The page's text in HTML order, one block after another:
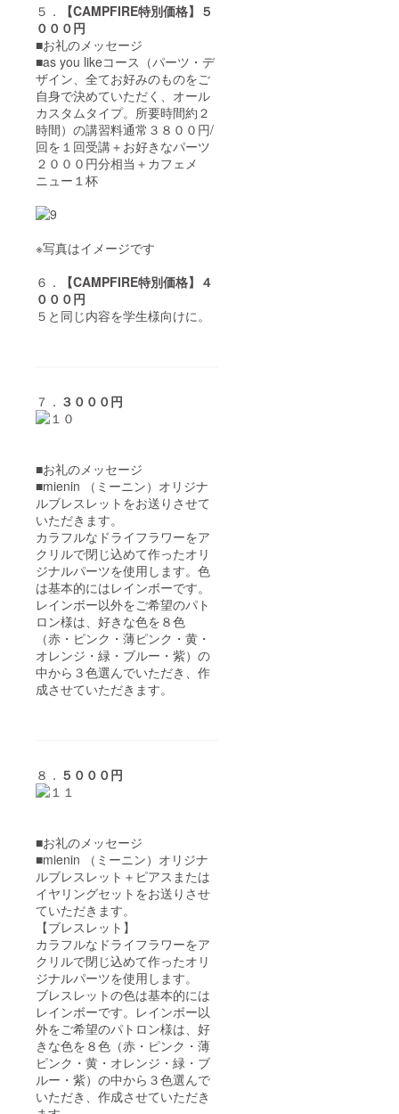
５．
【CAMPFIRE特別価格】５
０００円
■お礼のメッセージ
■as you likeコース（パーツ・デ
ザイン、全てお好みのものをご
自身で決めていただく、オール
カスタムタイプ。所要時間約２
時間）の講習料通常３８００円/
回を１回受講＋お好きなパーツ
２０００円分相当＋カフェメ
ニュー１杯
※写真はイメージです
６．
【CAMPFIRE特別価格】４
０００円
５と同じ内容を学生様向けに。
７． ３０００円
■お礼のメッセージ
■mienin （ミーニン）オリジナ
ルブレスレットをお送りさせて
いただきます。
カラフルなドライフラワーをア
クリルで閉じ込めて作ったオリ
ジナルパーツを使用します。色
は基本的にはレインボーです。
レインボー以外をご希望のパト
ロン様は、好きな色を８色
（赤・ピンク・薄ピンク・黄・
オレンジ・緑・ブルー・紫）の
中から３色選んでいただき、作
成させていただきます。
８． ５０００円
■お礼のメッセージ
■mienin （ミーニン）オリジナ
ルブレスレット＋ピアスまたは
イヤリングセットをお送りさせ
ていただきます。
【ブレスレット】
カラフルなドライフラワーをア
クリルで閉じ込めて作ったオリ
ジナルパーツを使用します。
ブレスレットの色は基本的には
レインボーです。レインボー以
外をご希望のパトロン様は、好
きな色を８色（赤・ピンク・薄
ピンク・黄・オレンジ・緑・ブ
ルー・紫）の中から３色選んで
いただき、作成させていただき